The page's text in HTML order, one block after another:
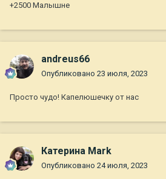
+2500 Малышне
andreus66
Опубликовано 23 июля, 2023
Просто чудо! Капелюшечку от нас
Катерина Mark
Опубликовано 24 июля, 2023